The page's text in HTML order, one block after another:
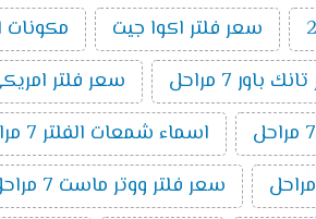
سعر فلتر اكوا جيت مكونات
باور 7 مراحل سعر فلتر امريكى 7
اسماء شمعات الفلتر 7 مراحل
سعر فلتر ووتر ماست 7 مراحل